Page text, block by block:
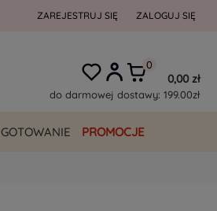
ZAREJESTRUJ SIĘ ZALOGUJ SIĘ
GOTOWANIE PROMOCJE
0,00 zł
do darmowej dostawy: 199.00zł